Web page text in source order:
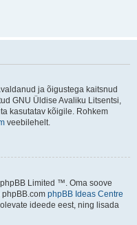
ja õigustega kaitsnud
GNU Üldise Avaliku Litsentsi,
kasutatav kõigile. Rohkem
veebilehelt.
Limited ™. Oma soove
phpBB Ideas Centre
ideede eest, ning lisada